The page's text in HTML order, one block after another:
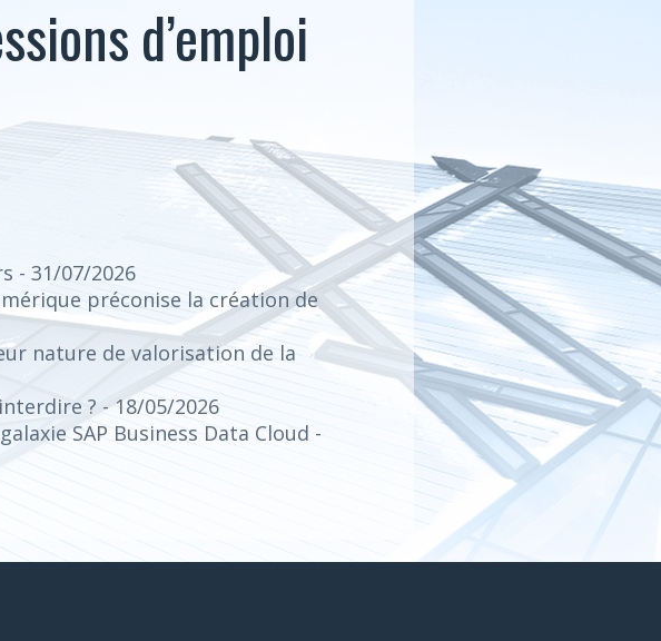
d’emploi
- 31/07/2026
préconise la création de
nature de valorisation de la
? - 18/05/2026
SAP Business Data Cloud -